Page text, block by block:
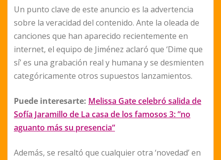
Un punto clave de este anuncio es la advertencia
sobre la veracidad del contenido. Ante la oleada de
canciones que han aparecido recientemente en
internet, el equipo de Jiménez aclaró que ‘Dime que
sí’ es una grabación real y humana y se desmienten
categóricamente otros supuestos lanzamientos.
Puede interesarte: Melissa Gate celebró salida de
Sofía Jaramillo de La casa de los famosos 3: ”no
aguanto más su presencia“
Además, se resaltó que cualquier otra ‘novedad’ en